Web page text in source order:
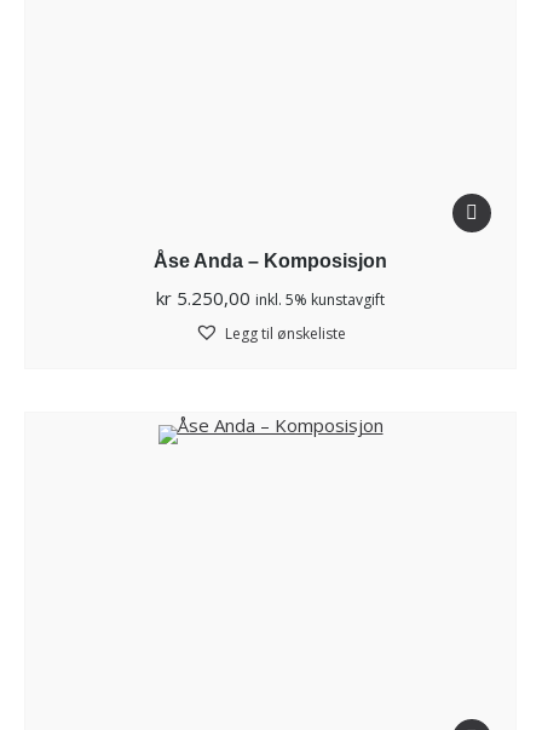
Åse Anda – Komposisjon
kr 5.250,00 inkl. 5% kunstavgift
Legg til ønskeliste